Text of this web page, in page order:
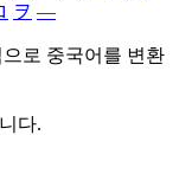
ヲ ―
로 중국어를 변환
다.